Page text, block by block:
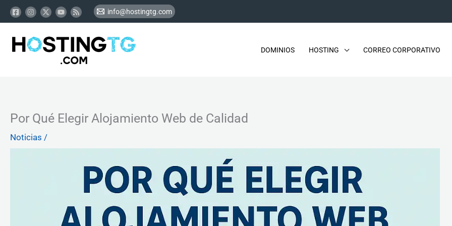
al
contenido
info@hostingtg.com
DOMINIOS HOSTING CORREO CORPORATIVO
Por Qué Elegir Alojamiento Web de Calidad
Noticias /